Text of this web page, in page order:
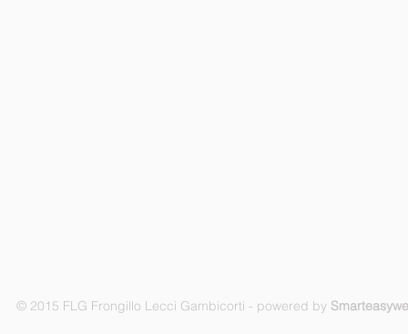
© 2015 FLG Frongillo Lecci Gambicorti - powered by